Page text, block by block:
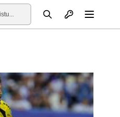
Otvori profil